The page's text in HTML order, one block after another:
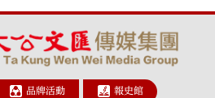
品牌活動 報史館